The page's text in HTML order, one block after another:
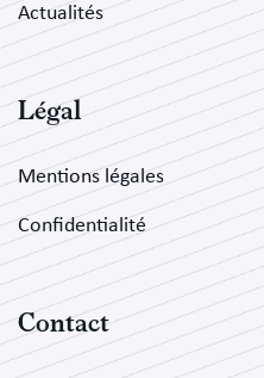
Actualités
Légal
Mentions légales
Confidentialité
Contact